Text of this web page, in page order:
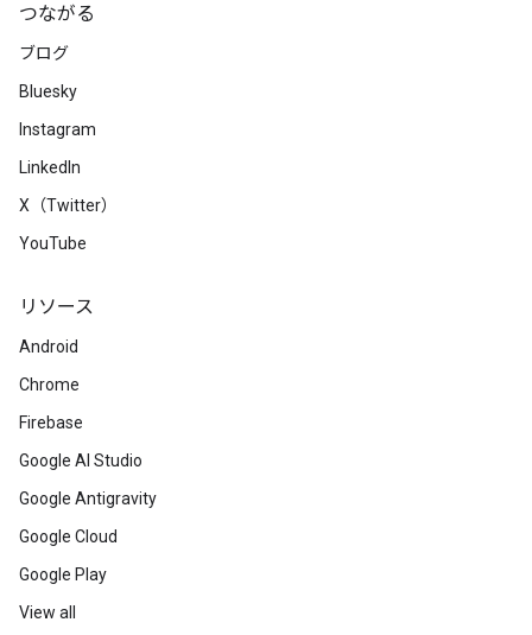
つながる
ブログ
Bluesky
Instagram
LinkedIn
X（Twitter）
YouTube
リソース
Android
Chrome
Firebase
Google AI Studio
Google Antigravity
Google Cloud
Google Play
View all